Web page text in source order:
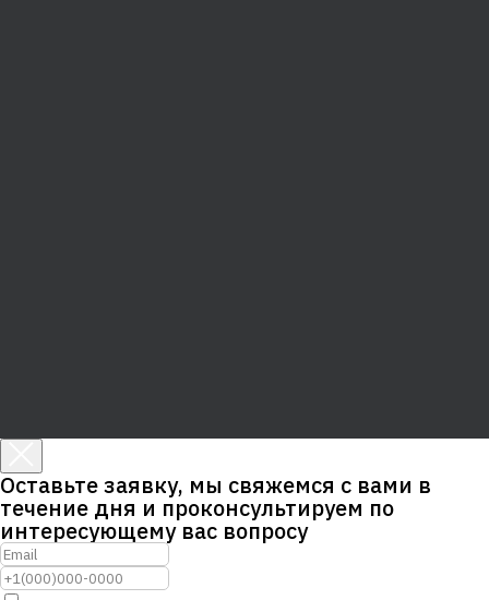
Оставьте заявку, мы свяжемся с вами в
течение дня и проконсультируем по
интересующему вас вопросу